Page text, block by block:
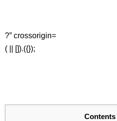
?” crossorigin=
( || []).({});
Contents